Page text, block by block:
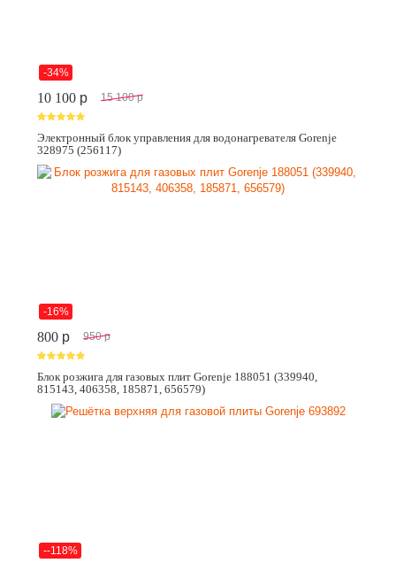
-34%
10 100 p 15 100 p
Электронный блок управления для водонагревателя Gorenje
328975 (256117)
-16%
800 p 950 p
Блок розжига для газовых плит Gorenje 188051 (339940,
815143, 406358, 185871, 656579)
--118%